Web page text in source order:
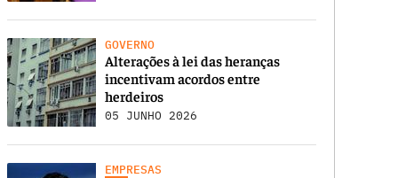
GOVERNO
Alterações à lei das heranças
incentivam acordos entre
herdeiros
05 JUNHO 2026
EMPRESAS